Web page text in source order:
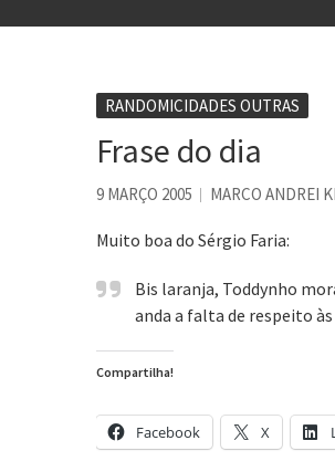
Os
Se
RANDOMICIDADES OUTRAS
Frase do dia
9 MARÇO 2005 MARCO ANDREI
Muito boa do Sérgio Faria:
Bis laranja, Toddynho
anda a falta de respeito
Compartilha!
Facebook X